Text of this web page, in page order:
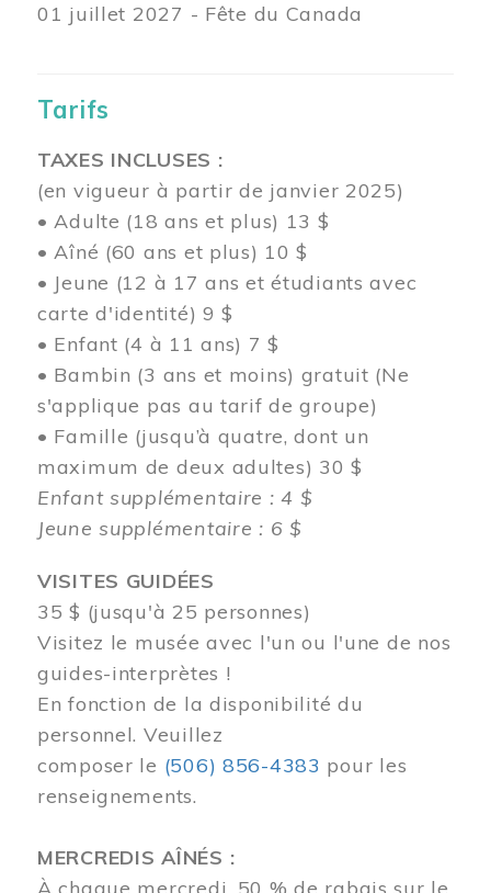
01 juillet 2027 - Fête du Canada
Tarifs
TAXES INCLUSES :
(en vigueur à partir de janvier 2025)
• Adulte (18 ans et plus) 13 $
• Aîné (60 ans et plus) 10 $
• Jeune (12 à 17 ans et étudiants avec
carte d'identité) 9 $
• Enfant (4 à 11 ans) 7 $
• Bambin (3 ans et moins) gratuit (Ne
s'applique pas au tarif de groupe)
• Famille (jusqu’à quatre, dont un
maximum de deux adultes) 30 $
Enfant supplémentaire : 4 $
Jeune supplémentaire : 6 $
VISITES GUIDÉES
35 $ (jusqu'à 25 personnes)
Visitez le musée avec l'un ou l'une de nos
guides-interprètes !
En fonction de la disponibilité du
personnel. Veuillez
composer le (506) 856-4383 pour les
renseignements.
MERCREDIS AÎNÉS :